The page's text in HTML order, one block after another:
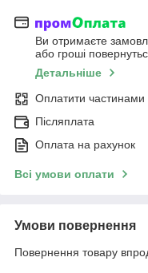
Ви отримаєте
або гроші
Детальніше
Оплатити частинами
Післяплата
Оплата на рахунок
Всі умови оплати
Умови повернення
Повернення товару